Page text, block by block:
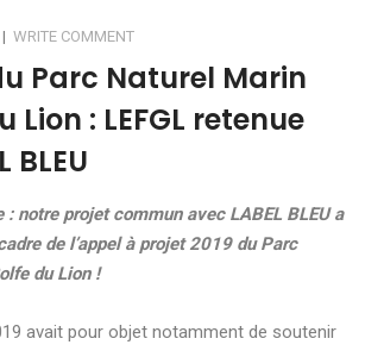
| WRITE COMMENT
Parc Naturel Marin
Lion : LEFGL retenue
BLEU
: notre projet commun avec LABEL BLEU a
de l’appel à projet 2019 du Parc
du Lion !
avait pour objet notamment de soutenir